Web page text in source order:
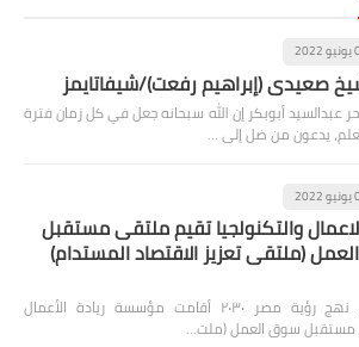
صعيدى (إبراهيم رفعت)/شيفاتايمز
عبدالسيد أبوبكر إن الله سبحانه جعل في كل زمان فترة
يدعون من ضل إلى …
والتكنولجيا تقيم ملتقى مستقبل
(ملتقى تعزيز الاقتصاد المستدام)
✍️ سهيلة محي على نهج رؤية مصر ٢٠٣٠ أقامت مؤسسة ريادة الأعمال